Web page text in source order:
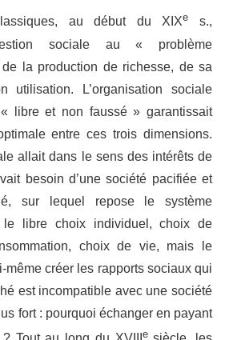
au début du XIXe s.,
sociale au « problème
la production de richesse, de sa
utilisation. L’organisation sociale
libre et non faussé » garantissait
entre ces trois dimensions.
allait dans le sens des intérêts de
besoin d’une société pacifiée et
sur lequel repose le système
le libre choix individuel, choix de
choix de vie, mais le
même créer les rapports sociaux qui
est incompatible avec une société
fort : pourquoi échanger en payant
e